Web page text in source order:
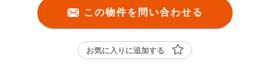
この物件を問い合わせる
お気に入りに追加する